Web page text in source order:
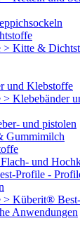
> Kitte &
und Klebstoffe
> Klebebänder
und pistolen
Gummimilch
und
Profile -
> Küberit®
Anwendungen